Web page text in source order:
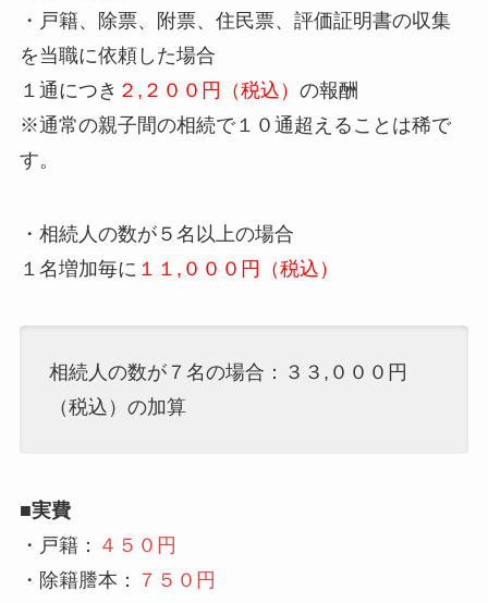
・戸籍、除票、附票、住民票、評価証明書の収集
を当職に依頼した場合
１通につき ２,２００円（税込） の報酬
※通常の親子間の相続で１０通超えることは稀で
す。
・相続人の数が５名以上の場合
１名増加毎に １１,０００円（税込）
相続人の数が７名の場合：３３,０００円
（税込）の加算
■実費
・戸籍： ４５０円
・除籍謄本：
７５０円